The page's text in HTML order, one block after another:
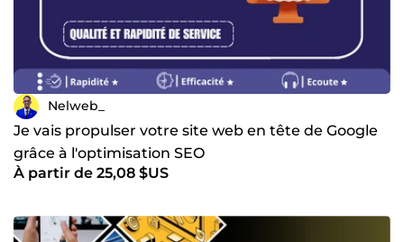
Nelweb_
Je vais propulser votre site web en tête de Google
grâce à l'optimisation SEO
À partir de 25,08 $US